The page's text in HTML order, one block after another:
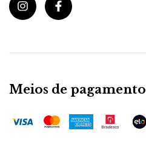
Meios de pagamento